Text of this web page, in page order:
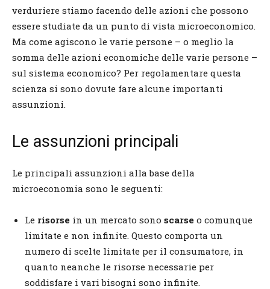
verduriere stiamo facendo delle azioni che possono
essere studiate da un punto di vista microeconomico.
Ma come agiscono le varie persone – o meglio la
somma delle azioni economiche delle varie persone –
sul sistema economico? Per regolamentare questa
scienza si sono dovute fare alcune importanti
assunzioni.
Le assunzioni principali
Le principali assunzioni alla base della
microeconomia sono le seguenti:
Le risorse in un mercato sono scarse o comunque
limitate e non infinite. Questo comporta un
numero di scelte limitate per il consumatore, in
quanto neanche le risorse necessarie per
soddisfare i vari bisogni sono infinite.